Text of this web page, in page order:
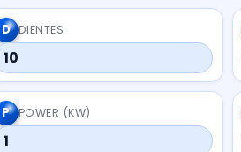
D DIENTES
10
P POWER (KW)
1